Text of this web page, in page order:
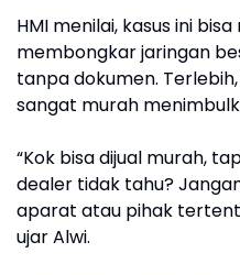
HMI menilai, kasus ini
membongkar jaringan
tanpa dokumen.
sangat murah
“Kok bisa dijual murah,
dealer tidak tahu?
aparat atau pihak
ujar Alwi.